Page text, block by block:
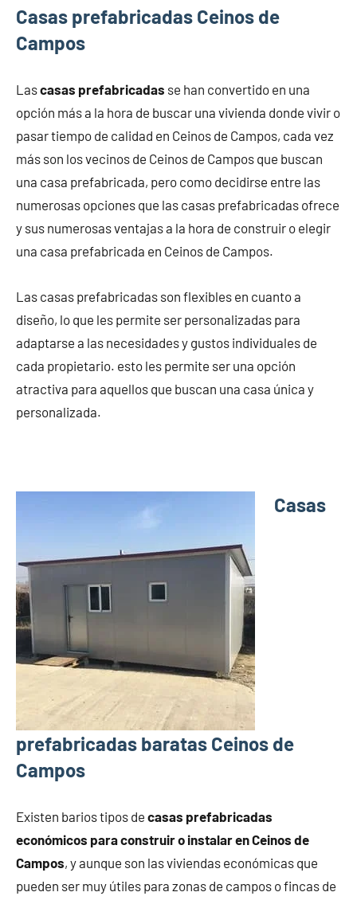
Casas prefabricadas Ceinos de
Campos
Lascasas prefabricadas se han convertido en una
opción más a la hora de buscar una vivienda donde vivir o
pasar tiempo de calidad en Ceinos de Campos, cada vez
más son los vecinos de Ceinos de Campos que buscan
una casa prefabricada, pero como decidirse entre las
numerosas opciones que las casas prefabricadas ofrece
y sus numerosas ventajas a la hora de construir o elegir
una casa prefabricada en Ceinos de Campos.
Las casas prefabricadas son flexibles en cuanto a
diseño, lo que les permite ser personalizadas para
adaptarse a las necesidades y gustos individuales de
cada propietario. esto les permite ser una opción
atractiva para aquellos que buscan una casa única y
personalizada.
Casas
prefabricadas baratas Ceinos de
Campos
Existen barios tipos de casas prefabricadas
económicos para construir o instalar en Ceinos de
Campos, y aunque son las viviendas económicas que
pueden ser muy útiles para zonas de campos o fincas de